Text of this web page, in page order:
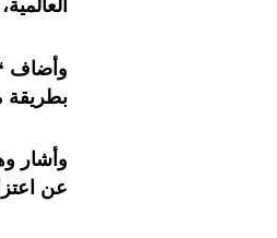
وأضاف
بطريقة
وأشار
عن